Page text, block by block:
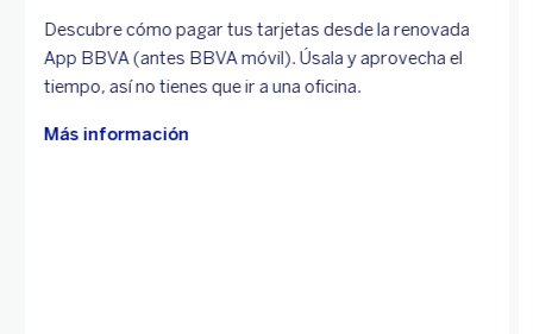
Descubre cómo pagar tus tarjetas desde la renovada
App BBVA (antes BBVA móvil). Úsala y aprovecha el
tiempo, así no tienes que ir a una oficina.
Más información